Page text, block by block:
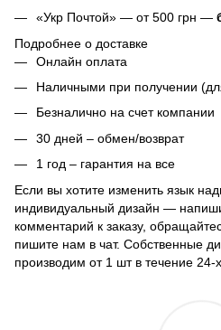
«Укр Почтой» — от 500 грн —
Подробнее о доставке
Онлайн оплата
Наличными при получении
Безналично на счет компании
30 дней – обмен/возврат
1 год – гарантия на все
Если вы хотите изменить язык
индивидуальный дизайн —
комментарий к заказу,
пишите нам в чат. Собственные
производим от 1 шт в течение 24-х